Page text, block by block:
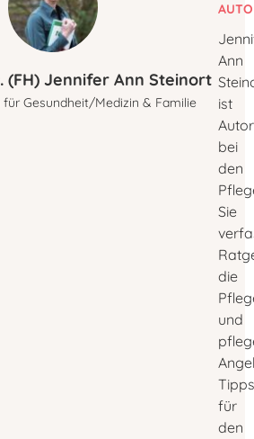
(FH) Jennifer Ann Steinort
für Gesundheit/Medizin & Familie
Ann
ist
bei
den
Sie
die
und
Tipps
für
den